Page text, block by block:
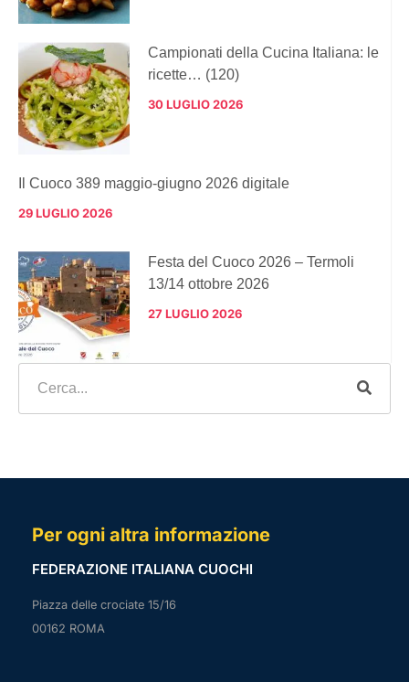
Campionati della Cucina Italiana: le
ricette… (120)
30 LUGLIO 2026
Il Cuoco 389 maggio-giugno 2026 digitale
29 LUGLIO 2026
Festa del Cuoco 2026 – Termoli
13/14 ottobre 2026
27 LUGLIO 2026
Per ogni altra informazione
FEDERAZIONE ITALIANA CUOCHI
Piazza delle crociate 15/16
00162 ROMA